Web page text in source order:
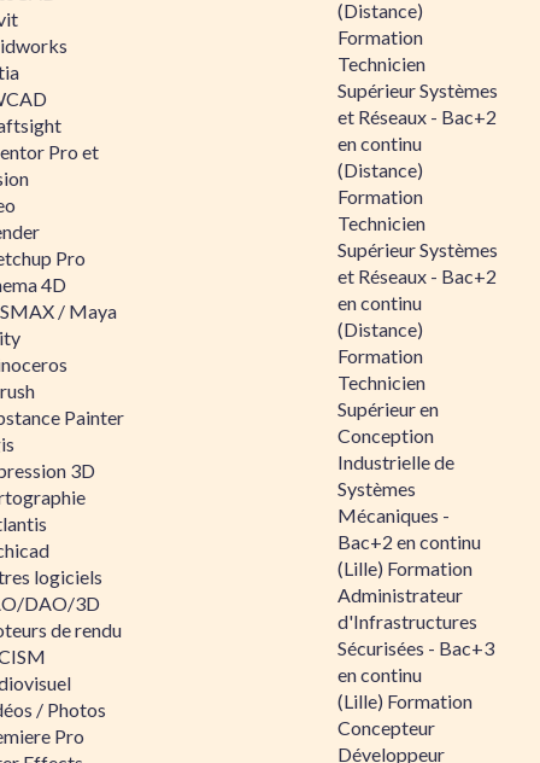
Pro et
Pro
4D
/ Maya
Painter
3D
logiciels
DAO/3D
de rendu
/ Photos
Pro
(Distance)
Formation
Technicien
Supérieur Systèmes
et Réseaux - Bac+2
en continu
(Distance)
Formation
Technicien
Supérieur Systèmes
et Réseaux - Bac+2
en continu
(Distance)
Formation
Technicien
Supérieur en
Conception
Industrielle de
Systèmes
Mécaniques -
Bac+2 en continu
(Lille) Formation
Administrateur
d'Infrastructures
Sécurisées - Bac+3
en continu
(Lille) Formation
Concepteur
Développeur